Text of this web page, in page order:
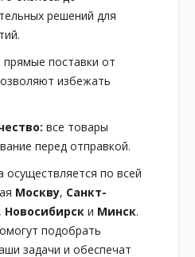
решений для
прямые поставки от
избежать
все товары
перед отправкой.
осуществляется по всей
Москву, Санкт-
, Новосибирск и Минск.
подобрать
задачи и обеспечат